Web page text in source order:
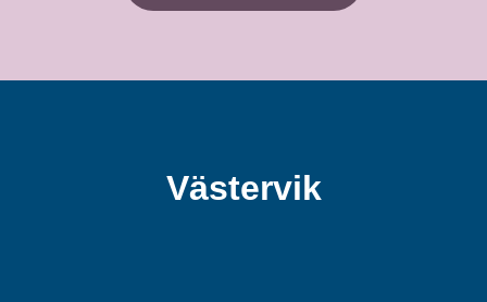
Västervik